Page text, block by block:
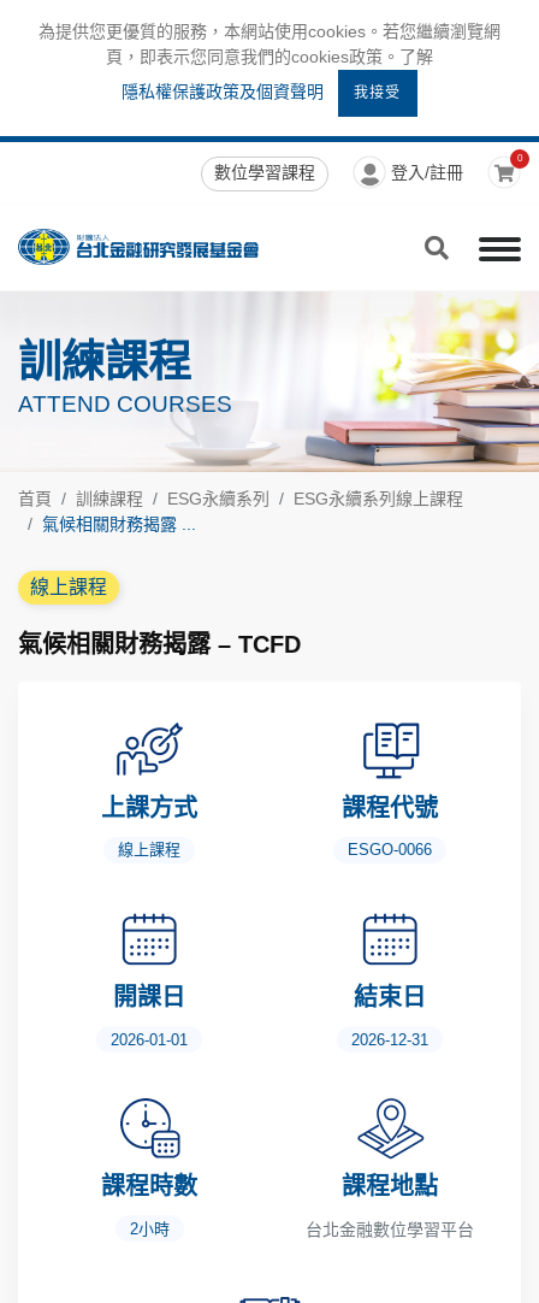
為提供您更優質的服務，本網站使用cookies。若您繼續瀏覽網
頁，即表示您同意我們的cookies政策。了解
隱私權保護政策及個資聲明
我接受
數位學習課程 登入/註冊
0
訓練課程
ATTEND COURSES
首頁 訓練課程 ESG永續系列
ESG永續系列線上課程
氣候相關財務揭露 ...
線上課程
氣候相關財務揭露 – TCFD
上課方式
線上課程
課程代號
ESGO-0066
開課日
2026-01-01
結束日
2026-12-31
課程時數
2小時
課程地點
台北金融數位學習平台